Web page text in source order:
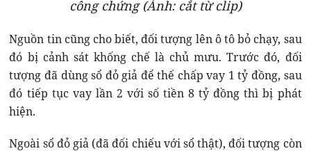
công chứng (Ảnh: cắt từ clip)
Nguồn tin cũng cho biết, đối tượng lên ô tô bỏ chạy, sau
đó bị cảnh sát khống chế là chủ mưu. Trước đó, đối
tượng đã dùng sổ đỏ giả để thế chấp vay 1 tỷ đồng, sau
đó tiếp tục vay lần 2 với số tiền 8 tỷ đồng thì bị phát
hiện.
Ngoài sổ đỏ giả (đã đối chiếu với sổ thật), đối tượng còn